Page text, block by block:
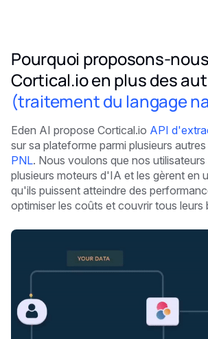
Pourquoi proposons-nous
Cortical.io en plus des
(traitement du langage
Eden AI propose Cortical.io API
sur sa plateforme parmi plusieurs autres
PNL. Nous voulons que nos
plusieurs moteurs d'IA et les gèrent en
qu'ils puissent atteindre des
optimiser les coûts et couvrir tous leurs